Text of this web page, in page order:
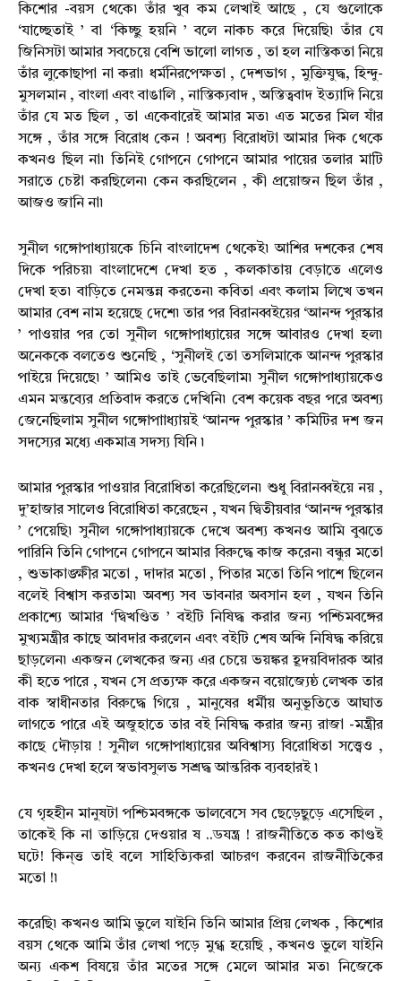
কিশোর -বয়স থেকে৷ তাঁর খুব কম লেখাই আছে , যে গুলোকে
‘যাচ্ছেতাই ’ বা ‘কিচ্ছু হয়নি ’ বলে নাকচ করে দিয়েছি৷ তাঁর যে
জিনিসটা আমার সবচেয়ে বেশি ভালো লাগত , তা হল নাস্তিকতা নিয়ে
তাঁর লুকোছাপা না করা৷ ধর্মনিরপেক্ষতা , দেশভাগ , মুক্তিযুদ্ধ, হিন্দু-
মুসলমান , বাংলা এবং বাঙালি , নাস্তিক্যবাদ , অস্তিত্ববাদ ইত্যাদি নিয়ে
তাঁর যে মত ছিল , তা একেবারেই আমার মত৷ এত মতের মিল যাঁর
সঙ্গে , তাঁর সঙ্গে বিরোধ কেন ! অবশ্য বিরোধটা আমার দিক থেকে
কখনও ছিল না৷ তিনিই গোপনে গোপনে আমার পায়ের তলার মাটি
সরাতে চেষ্টা করছিলেন৷ কেন করছিলেন , কী প্রয়োজন ছিল তাঁর ,
আজও জানি না৷
সুনীল গঙ্গোপাধ্যায়কে চিনি বাংলাদেশ থেকেই৷ আশির দশকের শেষ
দিকে পরিচয়৷ বাংলাদেশে দেখা হত , কলকাতায় বেড়াতে এলেও
দেখা হত৷ বাড়িতে নেমন্তন্ন করতেন৷ কবিতা এবং কলাম লিখে তখন
আমার বেশ নাম হয়েছে দেশে৷ তার পর বিরানব্বইয়ের ‘আনন্দ পুরস্কার
’ পাওয়ার পর তো সুনীল গঙ্গোপাধ্যায়ের সঙ্গে আবারও দেখা হল৷
অনেককে বলতেও শুনেছি , ‘সুনীলই তো তসলিমাকে আনন্দ পুরস্কার
পাইয়ে দিয়েছে৷ ’ আমিও তাই ভেবেছিলাম৷ সুনীল গঙ্গোপাধ্যায়কেও
এমন মন্তব্যের প্রতিবাদ করতে দেখিনি৷ বেশ কয়েক বছর পরে অবশ্য
জেনেছিলাম সুনীল গঙ্গোপাাধ্যায়ই ‘আনন্দ পুরস্কার ’ কমিটির দশ জন
সদস্যের মধ্যে একমাত্র সদস্য যিনি ৷
আমার পুরস্কার পাওয়ার বিরোধিতা করেছিলেন৷ শুধু বিরানব্বইয়ে নয় ,
দু’হাজার সালেও বিরোধিতা করেছেন , যখন দ্বিতীয়বার ‘আনন্দ পুরস্কার
’ পেয়েছি৷ সুনীল গঙ্গোপাধ্যায়কে দেখে অবশ্য কখনও আমি বুঝতে
পারিনি তিনি গোপনে গোপনে আমার বিরুদ্ধে কাজ করেন৷ বন্ধুর মতো
, শুভাকাঙ্ক্ষীর মতো , দাদার মতো , পিতার মতো তিনি পাশে ছিলেন
বলেই বিশ্বাস করতাম৷ অবশ্য সব ভাবনার অবসান হল , যখন তিনি
প্রকাশ্যে আমার ‘দ্বিখণ্ডিত ’ বইটি নিষিদ্ধ করার জন্য পশ্চিমবঙ্গের
মুখ্যমন্ত্রীর কাছে আবদার করলেন এবং বইটি শেষ অব্দি নিষিদ্ধ করিয়ে
ছাড়লেন৷ একজন লেখকের জন্য এর চেয়ে ভয়ঙ্কর হূদয়বিদারক আর
কী হতে পারে , যখন সে প্রত্যক্ষ করে একজন বয়োজ্যেষ্ঠ লেখক তার
বাক স্বাধীনতার বিরুদ্ধে গিয়ে , মানুষের ধর্মীয় অনুভূতিতে আঘাত
লাগতে পারে এই অজুহাতে তার বই নিষিদ্ধ করার জন্য রাজা -মন্ত্রীর
কাছে দৌড়ায় ! সুনীল গঙ্গোপাধ্যায়ের অবিশ্বাস্য বিরোধিতা সত্ত্বেও ,
কখনও দেখা হলে স্বভাবসুলভ সশ্রদ্ধ আন্তরিক ব্যবহারই ৷
যে গৃহহীন মানুষটা পশ্চিমবঙ্গকে ভালবেসে সব ছেড়েছুড়ে এসেছিল ,
তাকেই কি না তাড়িয়ে দেওয়ার ষ ..ডযন্ত্র ! রাজনীতিতে কত কাণ্ডই
ঘটে! কিন্ত্ত তাই বলে সাহিত্যিকরা আচরণ করবেন রাজনীতিকের
মতো !৷
করেছি৷ কখনও আমি ভুলে যাইনি তিনি আমার প্রিয় লেখক , কিশোর
বয়স থেকে আমি তাঁর লেখা পড়ে মুগ্ধ হয়েছি , কখনও ভুলে যাইনি
অন্য একশ বিষয়ে তাঁর মতের সঙ্গে মেলে আমার মত৷ নিজেকে